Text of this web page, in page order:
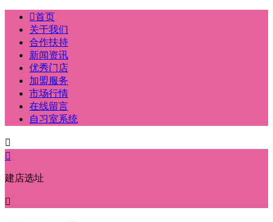
首页
关于我们
合作扶持
新闻资讯
优秀门店
加盟服务
市场行情
在线留言
自习室系统


建店选址
